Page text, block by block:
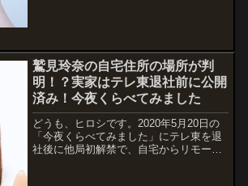
ようなので、...
鷲見玲奈の自宅住所の場所が判
明！？実家はテレ東退社前に公開
済み！今夜くらべてみました
どうも、ヒロシです。2020年5月20日の
「今夜くらべてみました」にテレ東を退
社後に他局初解禁で、自宅からリモート